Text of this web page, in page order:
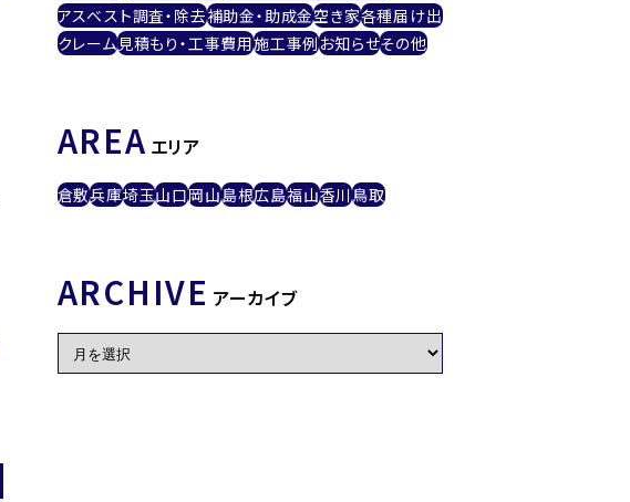
アスベスト調査・除去補助金・助成金空き家各種届け出
クレーム見積もり・工事費用施工事例お知らせその他
AREA エリア
倉敷兵庫埼玉山口岡山島根広島福山香川鳥取
ARCHIVE アーカイブ